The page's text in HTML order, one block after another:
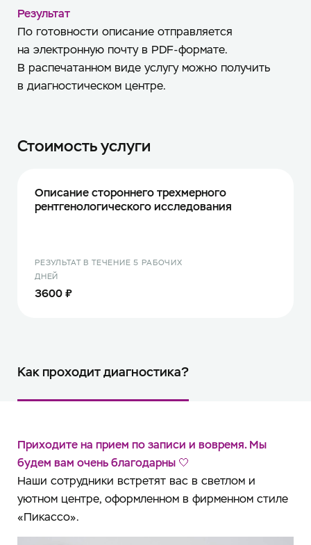
Результат
По готовности описание отправляется
на электронную почту в PDF-формате.
В распечатанном виде услугу можно получить
в диагностическом центре.
Стоимость услуги
Описание стороннего трехмерного
рентгенологического исследования
РЕЗУЛЬТАТ В ТЕЧЕНИЕ 5 РАБОЧИХ
ДНЕЙ
3600 ₽
Как проходит диагностика?
Приходите на прием по записи и вовремя. Мы
будем вам очень благодарны 🤍
Наши сотрудники встретят вас в светлом и
уютном центре, оформленном в фирменном стиле
«Пикассо».